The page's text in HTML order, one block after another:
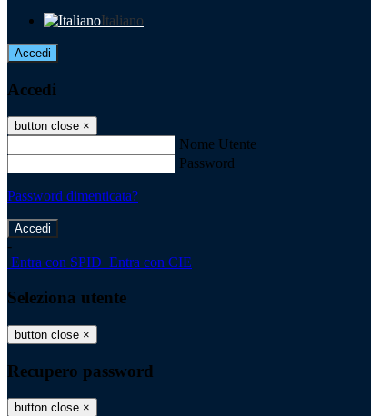
Italiano
Accedi
Accedi
button close ×
Nome Utente
Password
Password dimenticata?
-
Entra con SPID Entra con CIE
Seleziona utente
button close ×
Recupero password
button close ×